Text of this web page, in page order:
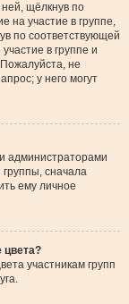
щёлкнув по
на участие в группе,
по соответствующей
в группе и
не
у него могут
администраторами
сначала
ему личное
цвета?
участникам групп